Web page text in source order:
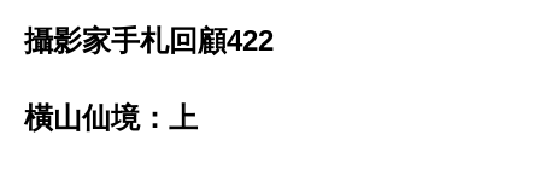
攝影家手札回顧422
橫山仙境：上